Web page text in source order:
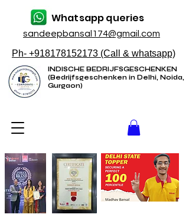
sandeepbansal174@gmail.com
Whatsapp queries
Ph- +918178152173 (Call & whatsapp)
INDISCHE BEDRIJFSGESCHENKEN
(Bedrijfsgeschenken in Delhi, Noida,
Gurgaon)